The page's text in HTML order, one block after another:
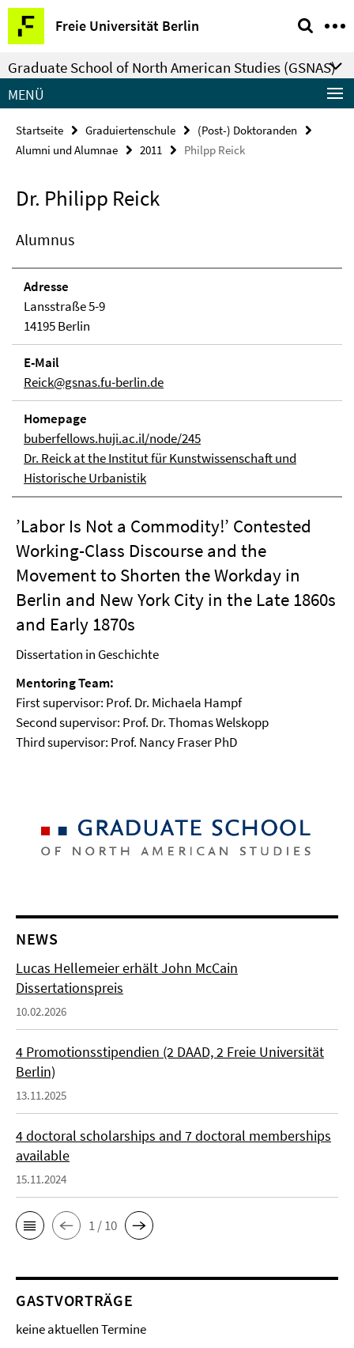
Springe
direkt
zu
Inhalt
Freie Universität Berlin
Service-
Navigation
Graduate School of North American Studies (GSNAS)
MENÜ
Startseite Graduiertenschule
(Post-) Doktoranden
Alumni und Alumnae
2011 Philpp Reick
Dr. Philipp Reick
Alumnus
Adresse
Lansstraße 5-9
14195 Berlin
E-Mail
Reick@gsnas.fu-berlin.de
Homepage
buberfellows.huji.ac.il/node/245
Dr. Reick at the Institut für Kunstwissenschaft und
Historische Urbanistik
’Labor Is Not a Commodity!’ Contested
Working-Class Discourse and the
Movement to Shorten the Workday in
Berlin and New York City in the Late 1860s
and Early 1870s
Dissertation in Geschichte
Mentoring Team:
First supervisor: Prof. Dr. Michaela Hampf
Second supervisor: Prof. Dr. Thomas Welskopp
Third supervisor: Prof. Nancy Fraser PhD
NEWS
Lucas Hellemeier erhält John McCain
Dissertationspreis
10.02.2026
4 Promotionsstipendien (2 DAAD, 2 Freie Universität
Berlin)
13.11.2025
4 doctoral scholarships and 7 doctoral memberships
available
15.11.2024
1 / 10
GASTVORTRÄGE
keine aktuellen Termine